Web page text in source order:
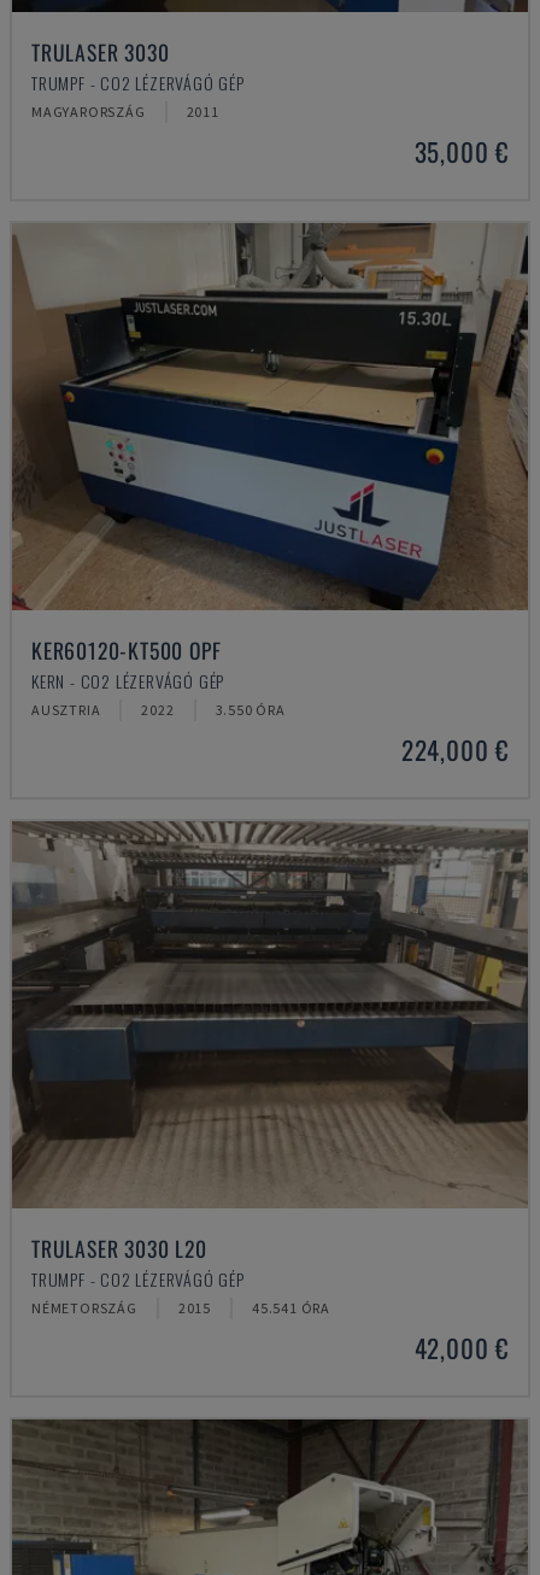
TRULASER 3030
TRUMPF - CO2 LÉZERVÁGÓ GÉP
MAGYARORSZÁG 2011
35,000 €
KER60120-KT500 OPF
KERN - CO2 LÉZERVÁGÓ GÉP
AUSZTRIA 2022 3.550 ÓRA
224,000 €
TRULASER 3030 L20
TRUMPF - CO2 LÉZERVÁGÓ GÉP
NÉMETORSZÁG 2015 45.541 ÓRA
42,000 €